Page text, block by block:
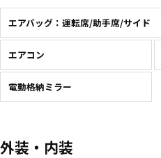
エアバッグ：運転席/助手席/サイド
エアコン
電動格納ミラー
外装・内装